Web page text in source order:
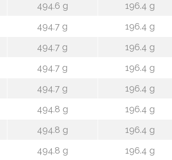
494.6 g
196.4 g
494.7 g
196.4 g
494.7 g
196.4 g
494.7 g
196.4 g
494.7 g
196.4 g
494.8 g
196.4 g
494.8 g
196.4 g
494.8 g
196.4 g